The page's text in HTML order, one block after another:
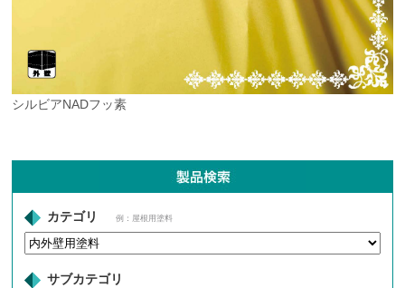
シルビアNADフッ素
カテゴリ 例：屋根用塗料
サブカテゴリ